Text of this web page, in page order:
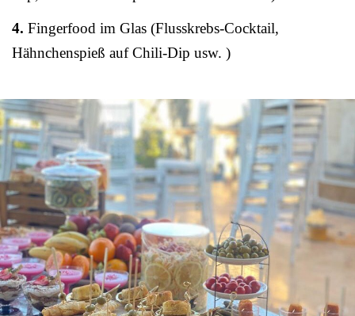
4. Fingerfood im Glas (Flusskrebs-Cocktail,
Hähnchenspieß auf Chili-Dip usw. )